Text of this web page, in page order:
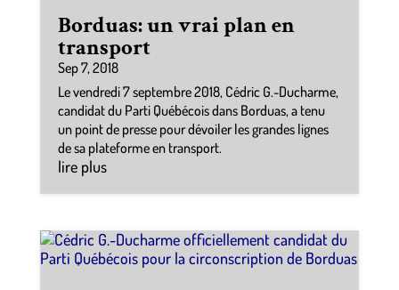
Borduas: un vrai plan en
transport
Sep 7, 2018
Le vendredi 7 septembre 2018, Cédric G.-Ducharme,
candidat du Parti Québécois dans Borduas, a tenu
un point de presse pour dévoiler les grandes lignes
de sa plateforme en transport.
lire plus